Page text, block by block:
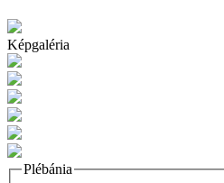
Képgaléria
Plébánia